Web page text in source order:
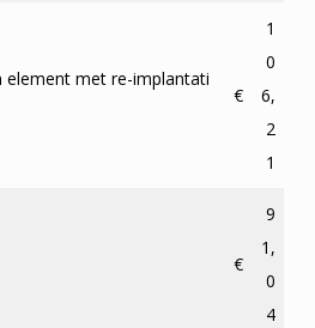
element met re-implantati
€
1
0
6,
2
1
€
9
1,
0
4